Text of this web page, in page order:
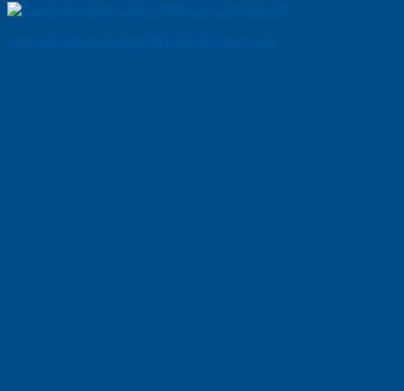
Cửa Gỗ Chống Cháy MDF O4 C1 phao chi